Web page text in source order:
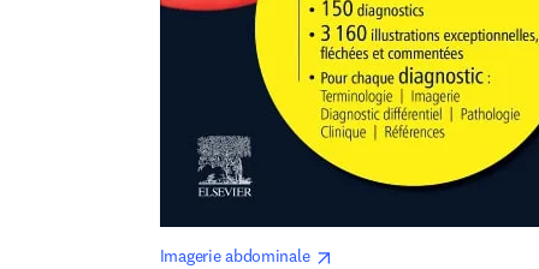
Imagerie abdominale